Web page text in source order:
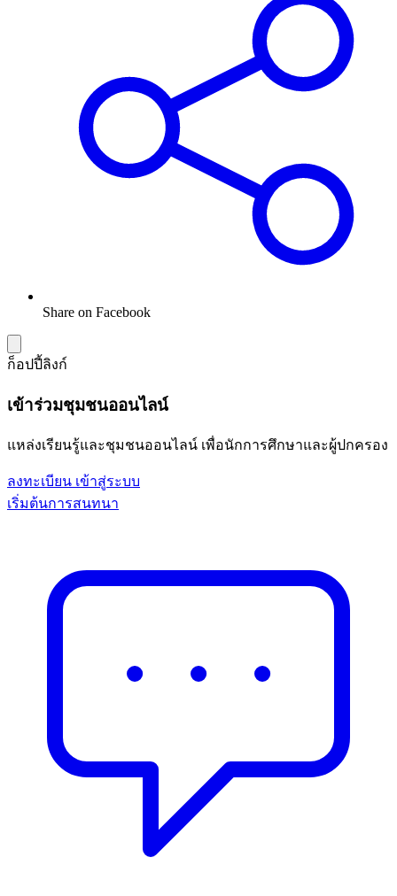
Share on Facebook
ก็อปปี้ลิงก์
เข้าร่วมชุมชนออนไลน์
แหล่งเรียนรู้และชุมชนออนไลน์ เพื่อนักการศึกษาและผู้ปกครอง
ลงทะเบียน เข้าสู่ระบบ
เริ่มต้นการสนทนา